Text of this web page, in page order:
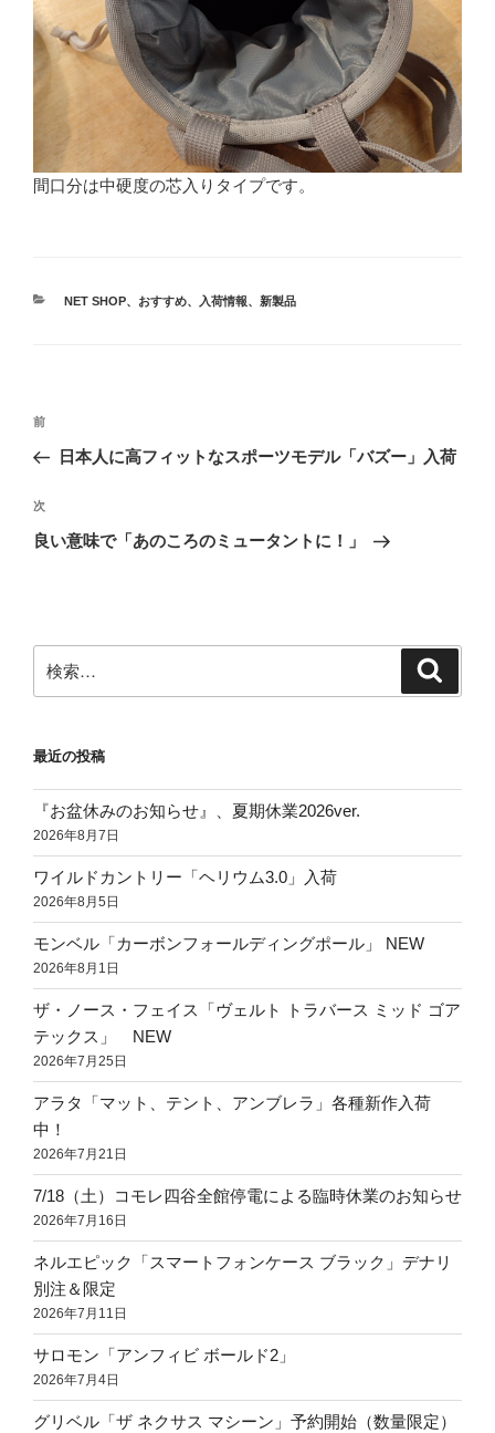
間口分は中硬度の芯入りタイプです。
カ
NET SHOP、 おすすめ、 入荷情報、 新製品
投
ナ
ビ
ゲ
ン
前
の
稿
前
日本人に高フィットなスポーツモデル「バズー」入荷
次
の
次
良い意味で「あのころのミュータントに！」
索:
最近の投稿
『お盆休みのお知らせ』、夏期休業2026ver.
2026年8月7日
ワイルドカントリー「ヘリウム3.0」入荷
2026年8月5日
モンベル「カーボンフォールディングポール」 NEW
2026年8月1日
ザ・ノース・フェイス「ヴェルト トラバース ミッド ゴア
テックス」 NEW
2026年7月25日
アラタ「マット、テント、アンブレラ」各種新作入荷
中！
2026年7月21日
7/18（土）コモレ四谷全館停電による臨時休業のお知らせ
2026年7月16日
ネルエピック「スマートフォンケース ブラック」デナリ
別注＆限定
2026年7月11日
サロモン「アンフィビ ボールド2」
2026年7月4日
グリベル「ザ ネクサス マシーン」予約開始（数量限定）